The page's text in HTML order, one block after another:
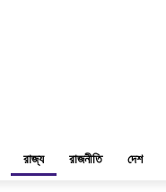
রাজ্য রাজনীতি দেশ